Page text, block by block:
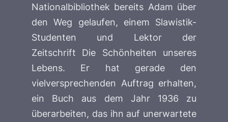
Nationalbibliothek bereits Adam über
den Weg gelaufen, einem Slawistik-
Studenten und Lektor der
Zeitschrift Die Schönheiten unseres
Lebens. Er hat gerade den
vielversprechenden Auftrag erhalten,
ein Buch aus dem Jahr 1936 zu
überarbeiten, das ihn auf unerwartete